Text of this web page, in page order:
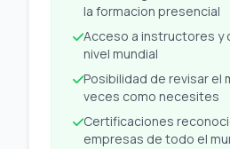
la formacion presencial
Acceso a instructores y
nivel mundial
Posibilidad de revisar el
veces como necesites
Certificaciones
empresas de todo el